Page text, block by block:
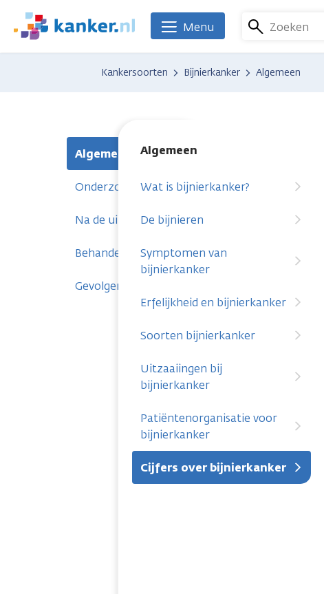
naar
We
zijn
Zoeken
Menu
Kankersoorten Bijnierkanker Algemeen
Algemeen Algemeen
Wat is bijnierkanker?
De bijnieren
Symptomen van
bijnierkanker
Erfelijkheid en bijnierkanker
Soorten bijnierkanker
Uitzaaiingen bij
bijnierkanker
Patiëntenorganisatie voor
bijnierkanker
Cijfers over bijnierkanker
Onderzoeken
Na de uitslag
Behandelingen
Gevolgen